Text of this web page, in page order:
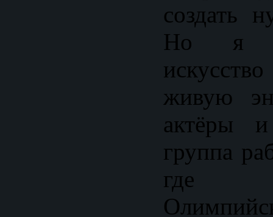
создать
Но я
живую
актёры
группа
где